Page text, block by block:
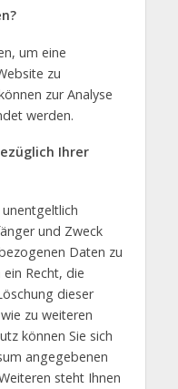
um eine
zu
zur Analyse
werden.
Ihrer
und Zweck
Daten zu
Recht, die
dieser
zu weiteren
können Sie sich
angegebenen
steht Ihnen